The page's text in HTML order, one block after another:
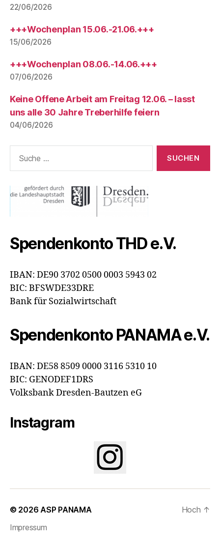
22/06/2026
+++Wochenplan 15.06.-21.06.+++
15/06/2026
+++Wochenplan 08.06.-14.06.+++
07/06/2026
Keine Offene Arbeit am Freitag 12.06. – lasst
uns alle 30 Jahre Treberhilfe feiern
04/06/2026
nach:
Spendenkonto THD e.V.
IBAN: DE90 3702 0500 0003 5943 02
BIC: BFSWDE33DRE
Bank für Sozialwirtschaft
Spendenkonto PANAMA e.V.
IBAN: DE58 8509 0000 3116 5310 10
BIC: GENODEF1DRS
Volksbank Dresden-Bautzen eG
Instagram
© 2026ASP PANAMA
Impressum
Hoch ↑